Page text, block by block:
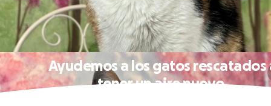
Ayudemos a los gatos rescatados
tener un aire nuevo.